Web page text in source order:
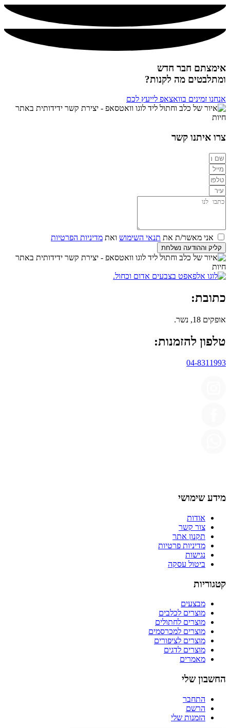
אימצתם חבר חדש
ומתלבטים מה לקנות?
אנחנו זמינים בוואצאפ לייעץ לכם
צרו איתנו קשר
אני מאשר/ת את תנאי השימוש ואת מדיניות הפרטיות
קליק וההודעה נשלחת
כתובת:
אופקים 18, נשר.
טלפון להזמנות:
04-8311993
מידע שימושי
אודות
צור קשר
תקנון אתר
מדיניות פרטיות
נגישות
ביטול עסקה
קטגוריות
מבצעים
מוצרים לכלבים
מוצרים לחתולים
מוצרים למכרסמים
מוצרים לציפורים
מוצרים לדגים
מאמרים
החשבון שלי
התחבר
הרשם
הזמנות שלי